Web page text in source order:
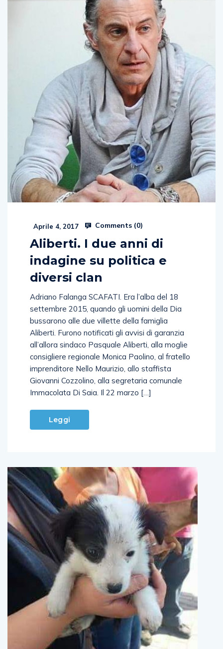
Aprile 4, 2017 Comments (0)
Aliberti. I due anni di
indagine su politica e
diversi clan
Adriano Falanga SCAFATI. Era l’alba del 18
settembre 2015, quando gli uomini della Dia
bussarono alle due villette della famiglia
Aliberti. Furono notificati gli avvisi di garanzia
all’allora sindaco Pasquale Aliberti, alla moglie
consigliere regionale Monica Paolino, al fratello
imprenditore Nello Maurizio, allo staffista
Giovanni Cozzolino, alla segretaria comunale
Immacolata Di Saia. Il 22 marzo […]
Leggi